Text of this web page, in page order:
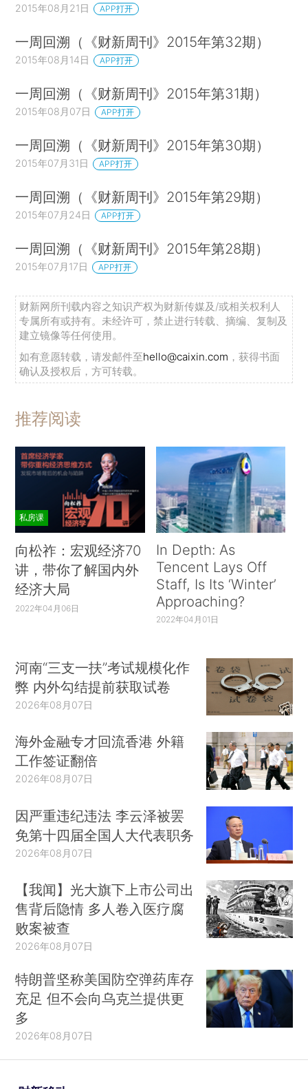
2015年08月21日 APP打开
一周回溯（《财新周刊》2015年第32期）
2015年08月14日 APP打开
一周回溯（《财新周刊》2015年第31期）
2015年08月07日 APP打开
一周回溯（《财新周刊》2015年第30期）
2015年07月31日 APP打开
一周回溯（《财新周刊》2015年第29期）
2015年07月24日 APP打开
一周回溯（《财新周刊》2015年第28期）
2015年07月17日 APP打开
财新网所刊载内容之知识产权为财新传媒及/或相关权利人
专属所有或持有。未经许可，禁止进行转载、摘编、复制及
建立镜像等任何使用。
如有意愿转载，请发邮件至hello@caixin.com ，获得书面
确认及授权后，方可转载。
推荐阅读
私房课
向松祚：宏观经济70
讲，带你了解国内外
经济大局
2022年04月06日
In Depth: As
Tencent Lays Off
Staff, Is Its ‘Winter’
Approaching?
2022年04月01日
河南“三支一扶”考试规模化作
弊 内外勾结提前获取试卷
2026年08月07日
海外金融专才回流香港 外籍
工作签证翻倍
2026年08月07日
因严重违纪违法 李云泽被罢
免第十四届全国人大代表职务
2026年08月07日
【我闻】光大旗下上市公司出
售背后隐情 多人卷入医疗腐
败案被查
2026年08月07日
特朗普坚称美国防空弹药库存
充足 但不会向乌克兰提供更
多
2026年08月07日